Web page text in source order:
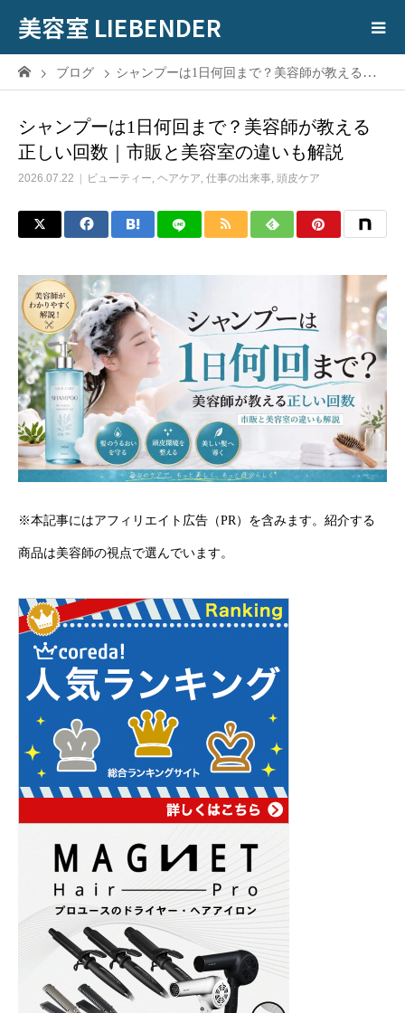
美容室 LIEBENDER
ブログ シャンプーは1日何回まで？美容師が教える正しい回数｜市販と美容室の違いも解説
シャンプーは1日何回まで？美容師が教える
正しい回数｜市販と美容室の違いも解説
2026.07.22 ビューティー, ヘアケア, 仕事の出来事, 頭皮ケア
※本記事にはアフィリエイト広告（PR）を含みます。紹介する
商品は美容師の視点で選んでいます。